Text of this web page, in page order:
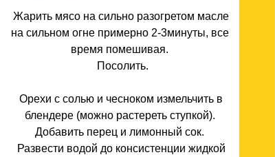
Жарить мясо на сильно разогретом масле
на сильном огне примерно 2-3минуты, все
время помешивая.
Посолить.
Орехи с солью и чесноком измельчить в
блендере (можно растереть ступкой).
Добавить перец и лимонный сок.
Развести водой до консистенции жидкой